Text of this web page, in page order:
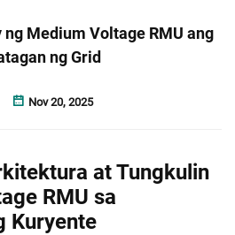
Medium Voltage RMU ang
ng Grid
Nov 20, 2025
at Tungkulin
RMU sa
Kuryente